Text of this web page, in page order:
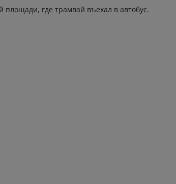
где трамвай въехал в автобус.